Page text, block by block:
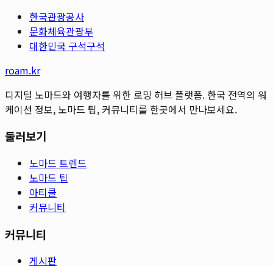
한국관광공사
문화체육관광부
대한민국 구석구석
roam.kr
디지털 노마드와 여행자를 위한 로밍 허브 플랫폼. 한국 전역의 워
케이션 정보, 노마드 팁, 커뮤니티를 한곳에서 만나보세요.
둘러보기
노마드 트렌드
노마드 팁
아티클
커뮤니티
커뮤니티
게시판